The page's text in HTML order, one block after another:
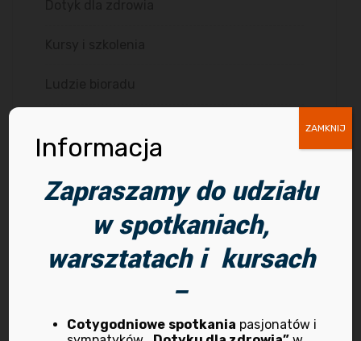
Radiestezja
Terapie manualne
Informacja
Zapraszamy do udziału
w spotkaniach,
warsztatach i kursach
–
Cotygodniowe spotkania pasjonatów i
ZAMKNIJ